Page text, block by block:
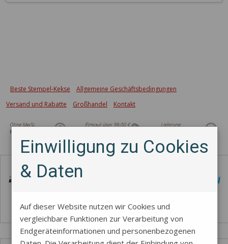
Beste Stempel-Kekse
Allgemeine Geschäftsbedingungen
Versand und Rabatte
Großhandel Kontakt
Einwilligung zu Cookies
& Daten
Auf dieser Website nutzen wir Cookies und
vergleichbare Funktionen zur Verarbeitung von
Endgeräteinformationen und personenbezogenen